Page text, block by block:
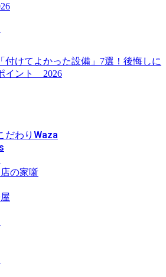
付けてよかった設備」7選！後悔しに
イント 2026
だわり Waza
の家噺